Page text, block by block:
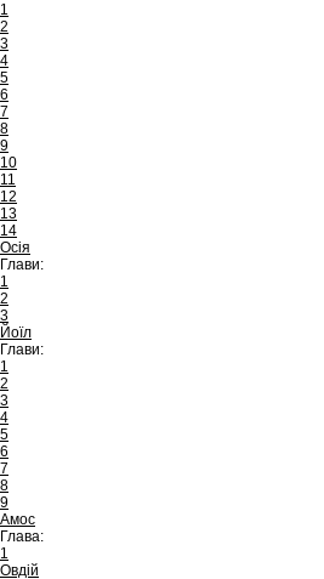
1
2
3
4
5
6
7
8
9
10
11
12
13
14
Осія
Глави:
1
2
3
Йоїл
Глави:
1
2
3
4
5
6
7
8
9
Амос
Глава:
1
Овдій